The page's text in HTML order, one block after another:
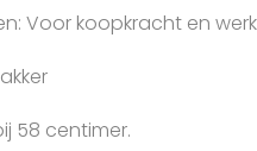
Voor koopkracht en
58 centimer.